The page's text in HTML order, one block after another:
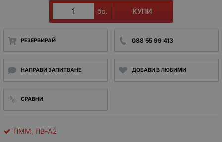
бр. КУПИ
РЕЗЕРВИРАЙ 088 55 99 413
НАПРАВИ ЗАПИТВАНЕ ДОБАВИ В ЛЮБИМИ
СРАВНИ
ПММ, ПВ-А2